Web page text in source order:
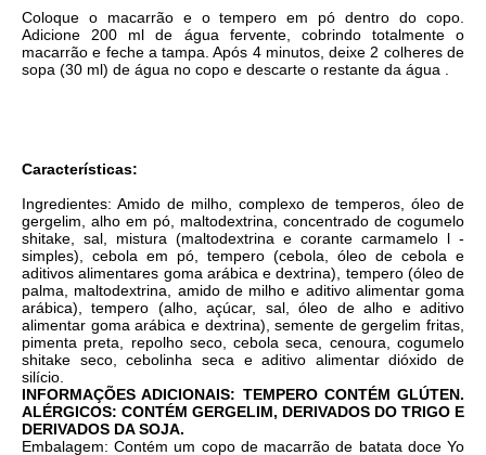
Coloque o macarrão e o tempero em pó dentro do copo.
Adicione 200 ml de água fervente, cobrindo totalmente o
macarrão e feche a tampa. Após 4 minutos, deixe 2 colheres de
sopa (30 ml) de água no copo e descarte o restante da água .
Características:
Ingredientes: Amido de milho, complexo de temperos, óleo de
gergelim, alho em pó, maltodextrina, concentrado de cogumelo
shitake, sal, mistura (maltodextrina e corante carmamelo l -
simples), cebola em pó, tempero (cebola, óleo de cebola e
aditivos alimentares goma arábica e dextrina), tempero (óleo de
palma, maltodextrina, amido de milho e aditivo alimentar goma
arábica), tempero (alho, açúcar, sal, óleo de alho e aditivo
alimentar goma arábica e dextrina), semente de gergelim fritas,
pimenta preta, repolho seco, cebola seca, cenoura, cogumelo
shitake seco, cebolinha seca e aditivo alimentar dióxido de
silício.
INFORMAÇÕES ADICIONAIS: TEMPERO CONTÉM GLÚTEN.
ALÉRGICOS: CONTÉM GERGELIM, DERIVADOS DO TRIGO E
DERIVADOS DA SOJA.
Embalagem: Contém um copo de macarrão de batata doce Yo